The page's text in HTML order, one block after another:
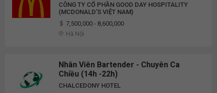
CÔNG TY CỔ PHẦN GOOD DAY HOSPITALITY
(MCDONALD'S VIỆT NAM)
7,500,000 - 8,600,000
Hà Nội
Nhân Viên Bartender - Chuyên Ca
Chiều (14h -22h)
CHALCEDONY HOTEL